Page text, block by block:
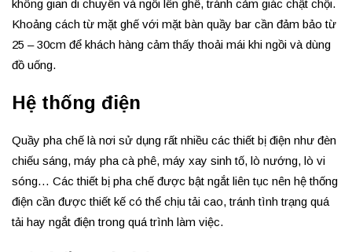
không gian di chuyển và ngồi lên ghế, tránh cảm giác chật chội.
Khoảng cách từ mặt ghế với mặt bàn quầy bar cần đảm bảo từ
25 – 30cm để khách hàng cảm thấy thoải mái khi ngồi và dùng
đồ uống.
Hệ thống điện
Quầy pha chế là nơi sử dụng rất nhiều các thiết bị điện như đèn
chiếu sáng, máy pha cà phê, máy xay sinh tố, lò nướng, lò vi
sóng… Các thiết bị pha chế được bật ngắt liên tục nên hệ thống
điện cần được thiết kế có thể chịu tải cao, tránh tình trạng quá
tải hay ngắt điện trong quá trình làm việc.